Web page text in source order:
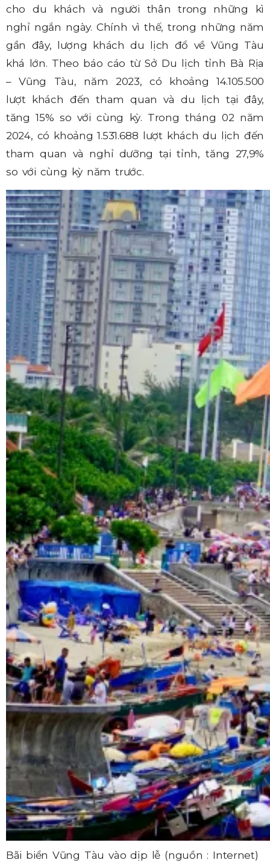
cho du khách và người thân trong những kì
nghỉ ngắn ngày. Chính vì thế, trong những năm
gần đây, lượng khách du lịch đổ về Vũng Tàu
khá lớn. Theo báo cáo từ Sở Du lịch tỉnh Bà Rịa
– Vũng Tàu, năm 2023, có khoảng 14.105.500
lượt khách đến tham quan và du lịch tại đây,
tăng 15% so với cùng kỳ. Trong tháng 02 năm
2024, có khoảng 1.531.688 lượt khách du lịch đến
tham quan và nghỉ dưỡng tại tỉnh, tăng 27,9%
so với cùng kỳ năm trước.
Bãi biển Vũng Tàu vào dịp lễ (nguồn : Internet)